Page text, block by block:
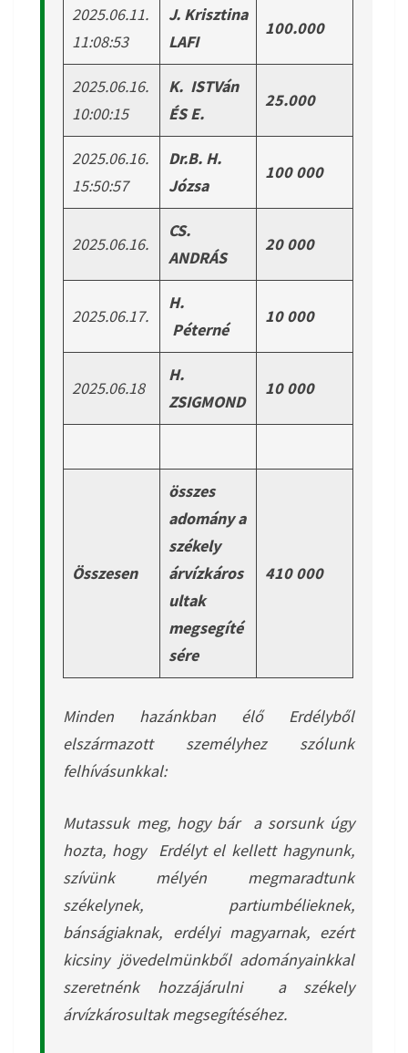
2025.06.11.
11:08:53
J. Krisztina
LAFI
100.000
2025.06.16.
10:00:15
K. ISTVán
ÉS E.
25.000
2025.06.16.
15:50:57
Dr.B. H.
Józsa
100 000
2025.06.16.
CS.
ANDRÁS
20 000
2025.06.17.
H.
Péterné
10 000
2025.06.18
H.
ZSIGMOND
10 000
Összesen
összes
adomány a
székely
árvízkáros
ultak
megsegíté
sére
410 000
Minden hazánkban élő Erdélyből
elszármazott személyhez szólunk
felhívásunkkal:
Mutassuk meg, hogy bár a sorsunk úgy
hozta, hogy Erdélyt el kellett hagynunk,
szívünk mélyén megmaradtunk
székelynek, partiumbélieknek,
bánságiaknak, erdélyi magyarnak, ezért
kicsiny jövedelmünkből adományainkkal
szeretnénk hozzájárulni a székely
árvízkárosultak megsegítéséhez.